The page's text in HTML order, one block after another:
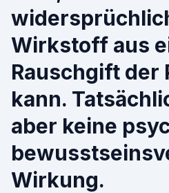
Wirkstoff aus
Rauschgift der
kann.
aber keine
Wirkung.